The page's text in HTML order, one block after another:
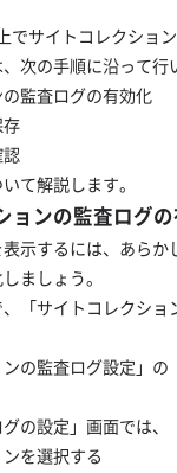
でサイトコレクショ
次の手順に沿って行
監査ログの有効化
て解説します。
ョンの監査ログ
示するには、あらか
ましょう。
「サイトコレクショ
ンの監査ログ設定」の
の設定」画面では、
を選択する